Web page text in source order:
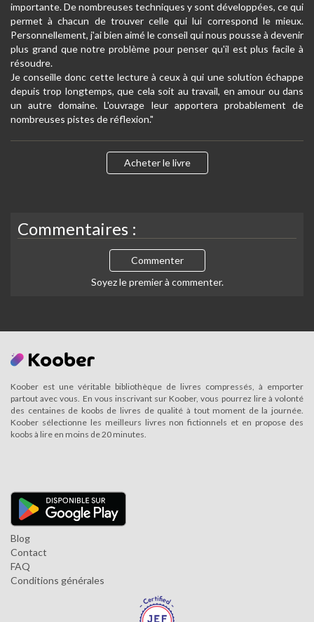
importante. De nombreuses techniques y sont développées, ce qui
permet à chacun de trouver celle qui lui correspond le mieux.
Personnellement, j'ai bien aimé le conseil qui nous pousse à devenir
plus grand que notre problème pour penser qu'il est plus facile à
résoudre.
Je conseille donc cette lecture à ceux à qui une solution échappe
depuis trop longtemps, que cela soit au travail, en amour ou dans
un autre domaine. L'ouvrage leur apportera probablement de
nombreuses pistes de réflexion."
Acheter le livre
Commentaires :
Commenter
Soyez le premier à commenter.
Koober est une véritable bibliothèque de livres compressés, à emporter
partout avec vous. En vous inscrivant sur Koober, vous pourrez lire à volonté
des centaines de koobs de livres de qualité à tout moment de la journée.
Koober sélectionne les meilleurs livres non fictionnels et en propose des
koobs à lire en moins de 20 minutes.
Blog
Contact
FAQ
Conditions générales